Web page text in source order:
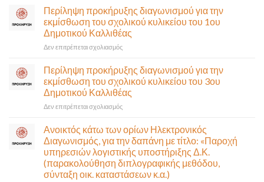
10
Αυγούστου-
Ένα
αναγκαίο
σημαντικό
έργο
υποδομής
ολοκληρώθηκε
σε
έκτακτη
συνεδρίαση
της
Δημοτικής
που
θα
γίνει
δια
ζώσης
αίθουσα
Δημοτικού
Συμβουλίου)
&
με
τηλεδιάσκεψη
Περίληψη προκήρυξης διαγωνισμού για την
εκμίσθωση του σχολικού κυλικείου του 1ου
Δημοτικού Καλλιθέας
Δεν επιτρέπεται σχολιασμόςστο
προκήρυξης
διαγωνισμού
για
την
εκμίσθωση
σχολικού
κυλικείου
του
1ου
Δημοτικού
Καλλιθέας
Περίληψη προκήρυξης διαγωνισμού για την
εκμίσθωση του σχολικού κυλικείου του 3ου
Δημοτικού Καλλιθέας
Δεν επιτρέπεται σχολιασμόςστο
προκήρυξης
διαγωνισμού
για
την
εκμίσθωση
του
Ανοικτός κάτω των ορίων Ηλεκτρονικός
Διαγωνισμός, για την δαπάνη με τίτλο: «Παροχή
υπηρεσιών λογιστικής υποστήριξης Δ.Κ.
(παρακολούθηση διπλογραφικής μεθόδου,
σύνταξη οικ. καταστάσεων κ.α.)